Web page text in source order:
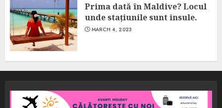
Prima dată în Maldive? Locul
unde stațiunile sunt insule.
MARCH 4, 2023